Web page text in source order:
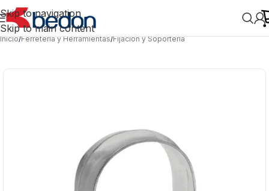
Skip to navigation
Skip to main content
Inicio/Ferretería y Herramientas/Fijación y Soportería